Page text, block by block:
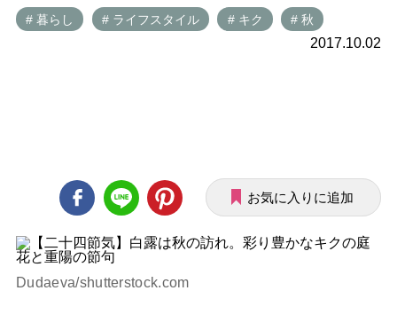
# 暮らし # ライフスタイル # キク # 秋
2017.10.02
お気に入りに追加
Dudaeva/shutterstock.com